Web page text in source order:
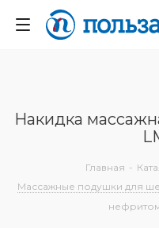
Накидка
Главная -
Массажные подушки для